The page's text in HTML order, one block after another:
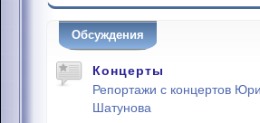
Обсуждения
Концерты
Репортажи с концертов
Шатунова